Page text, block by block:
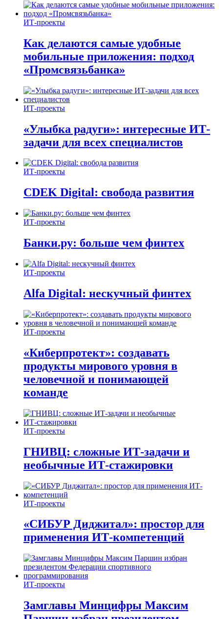
ИТ-проекты
Как делаются самые удобные
мобильные приложения: подход
«Промсвязьбанка»
ИТ-проекты
«Улыбка радуги»: интересные ИТ-
задачи для всех специалистов
ИТ-проекты
CDEK Digital: свобода развития
ИТ-проекты
Банки.ру: больше чем финтех
ИТ-проекты
Alfa Digital: нескучный финтех
ИТ-проекты
«Киберпротект»: создавать
продукты мирового уровня в
человечной и понимающей
команде
ИТ-проекты
ГНИВЦ: сложные ИТ‑задачи и
необычные ИТ‑стажировки
ИТ-проекты
«СИБУР Диджитал»: простор для
применения ИТ-компетенций
ИТ-проекты
Замглавы Минцифры Максим